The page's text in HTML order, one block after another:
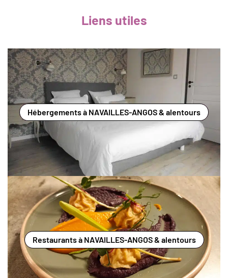
Liens utiles
Hébergements à NAVAILLES-ANGOS & alentours
Restaurants à NAVAILLES-ANGOS & alentours